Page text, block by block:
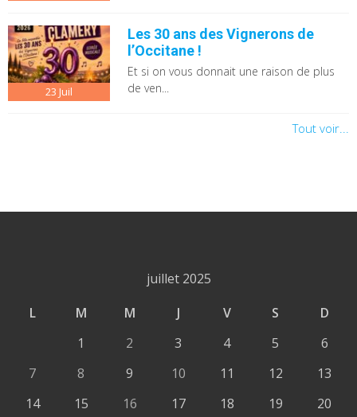
23 Juil
Les 30 ans des Vignerons de
l’Occitane !
Et si on vous donnait une raison de plus
de ven...
Tout voir...
juillet 2025
L
M M J V S
D
1
2 3 4 5
6
7
8 9 10 11 12
13
14
15 16 17 18 19
20